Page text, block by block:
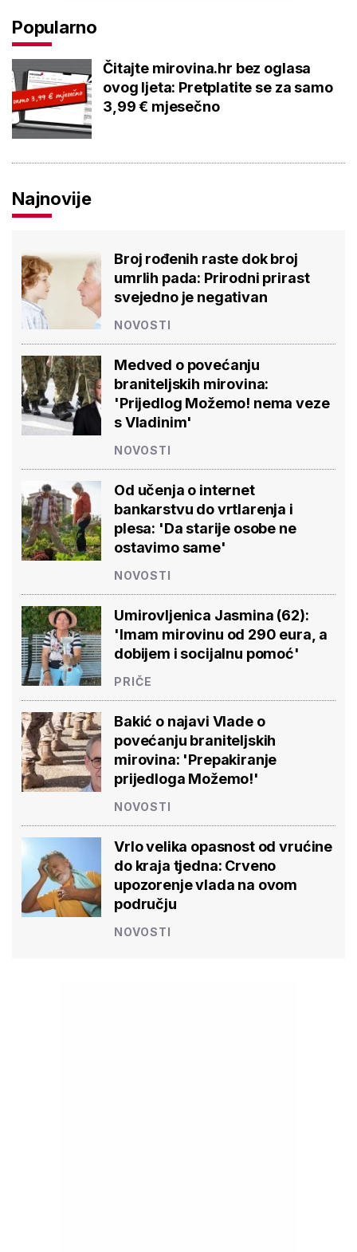
Popularno
Čitajte mirovina.hr bez oglasa
ovog ljeta: Pretplatite se za samo
3,99 € mjesečno
Najnovije
Broj rođenih raste dok broj
umrlih pada: Prirodni prirast
svejedno je negativan
NOVOSTI
Medved o povećanju
braniteljskih mirovina:
'Prijedlog Možemo! nema veze
s Vladinim'
NOVOSTI
Od učenja o internet
bankarstvu do vrtlarenja i
plesa: 'Da starije osobe ne
ostavimo same'
NOVOSTI
Umirovljenica Jasmina (62):
'Imam mirovinu od 290 eura, a
dobijem i socijalnu pomoć'
PRIČE
Bakić o najavi Vlade o
povećanju braniteljskih
mirovina: 'Prepakiranje
prijedloga Možemo!'
NOVOSTI
Vrlo velika opasnost od vrućine
do kraja tjedna: Crveno
upozorenje vlada na ovom
području
NOVOSTI